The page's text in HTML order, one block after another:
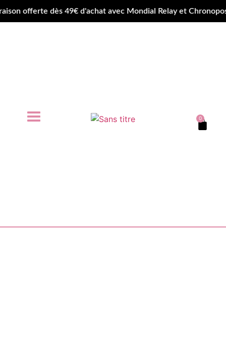
offerte dès 49€ d'achat avec Mondial Relay et
0